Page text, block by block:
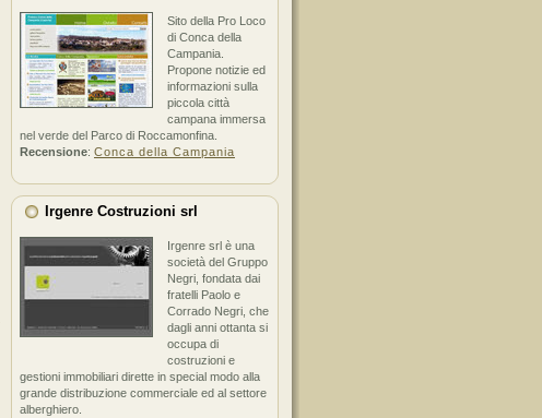
Sito della Pro Loco
di Conca della
Campania.
Propone notizie ed
informazioni sulla
piccola città
campana immersa
nel verde del Parco di Roccamonfina.
Recensione: Conca della Campania
Irgenre Costruzioni srl
Irgenre srl è una
società del Gruppo
Negri, fondata dai
fratelli Paolo e
Corrado Negri, che
dagli anni ottanta si
occupa di
costruzioni e
gestioni immobiliari dirette in special modo alla
grande distribuzione commerciale ed al settore
alberghiero.